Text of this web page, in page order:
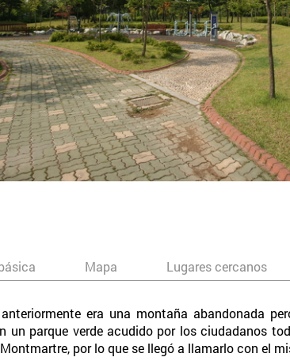
Mapa Lugares cercanos
era una montaña abandonada
un parque verde acudido por los ciudadanos
por lo que se llegó a llamarlo con el